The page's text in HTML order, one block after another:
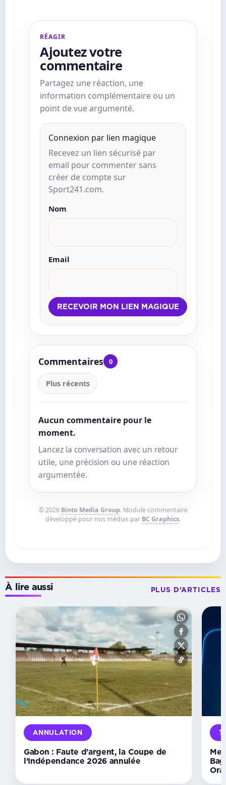
RÉAGIR
Ajoutez votre
commentaire
Partagez une réaction, une
information complémentaire ou un
point de vue argumenté.
Connexion par lien magique
Recevez un lien sécurisé par
email pour commenter sans
créer de compte sur
Sport241.com.
Nom
Email
Commentaires 0
Plus récents
Aucun commentaire pour le
moment.
Lancez la conversation avec un retour
utile, une précision ou une réaction
argumentée.
© 2026 Binto Media Group. Module commentaire
développé pour nos médias par BC Graphics.
À lire aussi PLUS D’ARTICLES
Galatasaray :
Mario
Lemina
dispute
45
minutes
dans
le
spectaculaire
face
Rennes
ANNULATION
Gabon : Faute d’argent, la Coupe de
l’Indépendance 2026 annulée